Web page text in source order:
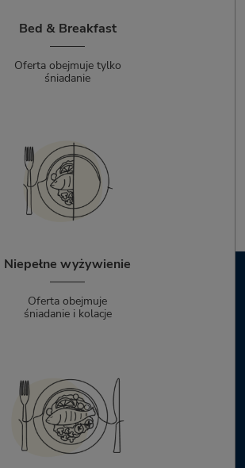
Bed & Breakfast
Oferta obejmuje tylko
śniadanie
Niepełne wyżywienie
Oferta obejmuje
śniadanie i kolacje